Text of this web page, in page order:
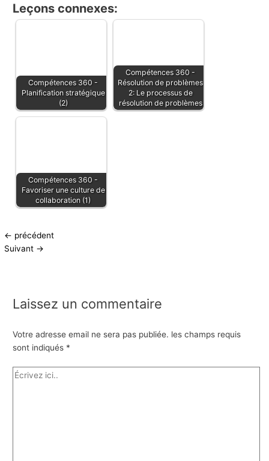
Leçons connexes:
Compétences 360 -
Planification stratégique
(2)
Compétences 360 -
Résolution de problèmes
2: Le processus de
résolution de problèmes
Compétences 360 -
Favoriser une culture de
collaboration (1)
← précédent
Suivant →
Laissez un commentaire
Votre adresse email ne sera pas publiée. les champs requis
sont indiqués *